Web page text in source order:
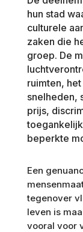
hun stad
culturele
zaken die
groep. De
ruimten,
snelheden,
prijs,
beperkte
Een
tegenover
leven is
vooral voor